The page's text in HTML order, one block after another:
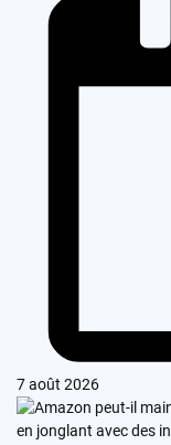
7 août 2026